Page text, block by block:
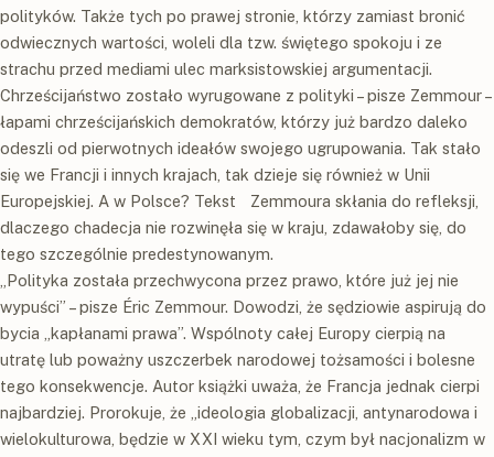
polityków. Także tych po prawej stronie, którzy zamiast bronić
odwiecznych wartości, woleli dla tzw. świętego spokoju i ze
strachu przed mediami ulec marksistowskiej argumentacji.
Chrześcijaństwo zostało wyrugowane z polityki – pisze Zemmour –
łapami chrześcijańskich demokratów, którzy już bardzo daleko
odeszli od pierwotnych ideałów swojego ugrupowania. Tak stało
się we Francji i innych krajach, tak dzieje się również w Unii
Europejskiej. A w Polsce? Tekst Zemmoura skłania do refleksji,
dlaczego chadecja nie rozwinęła się w kraju, zdawałoby się, do
tego szczególnie predestynowanym.
„Polityka została przechwycona przez prawo, które już jej nie
wypuści” – pisze Éric Zemmour. Dowodzi, że sędziowie aspirują do
bycia „kapłanami prawa”. Wspólnoty całej Europy cierpią na
utratę lub poważny uszczerbek narodowej tożsamości i bolesne
tego konsekwencje. Autor książki uważa, że Francja jednak cierpi
najbardziej. Prorokuje, że „ideologia globalizacji, antynarodowa i
wielokulturowa, będzie w XXI wieku tym, czym był nacjonalizm w